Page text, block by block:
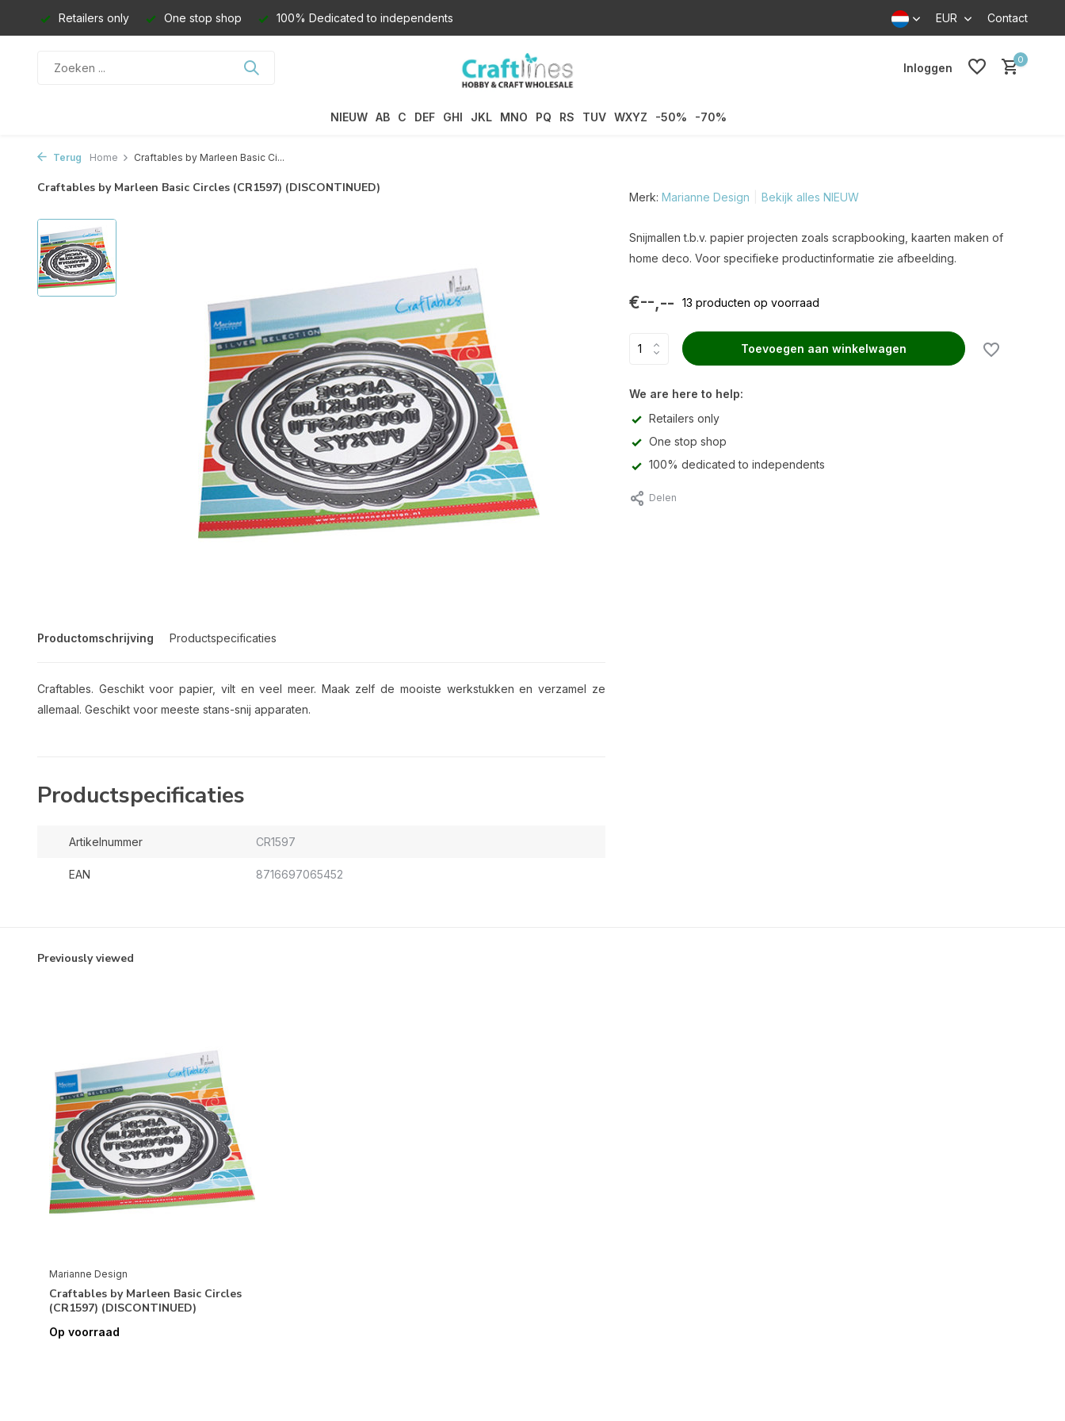
Retailers only One stop shop 100% Dedicated to independents EUR Contact
Inloggen
0
NIEUW AB C DEF GHI JKL MNO PQ RS TUV WXYZ -50% -70%
Terug Home Craftables by Marleen Basic Ci...
Craftables by Marleen Basic Circles (CR1597) (DISCONTINUED)
Productomschrijving Productspecificaties
Craftables. Geschikt voor papier, vilt en veel meer. Maak zelf de mooiste werkstukken en verzamel ze
allemaal. Geschikt voor meeste stans-snij apparaten.
Productspecificaties
Artikelnummer CR1597
EAN 8716697065452
Merk: Marianne Design Bekijk alles NIEUW
Snijmallen t.b.v. papier projecten zoals scrapbooking, kaarten maken of
home deco. Voor specifieke productinformatie zie afbeelding.
€--,-- 13 producten op voorraad
Toevoegen aan winkelwagen
We are here to help:
Retailers only
One stop shop
100% dedicated to independents
Delen
Previously viewed
Marianne Design
Craftables by Marleen Basic Circles
(CR1597) (DISCONTINUED)
Op voorraad